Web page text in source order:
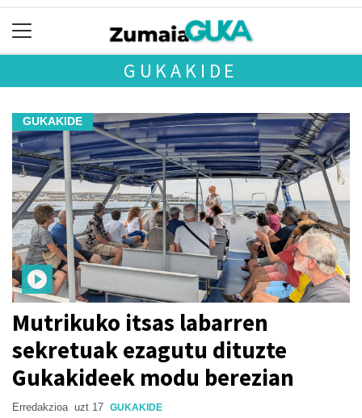
GUKAKIDE
GUKAKIDE
Mutrikuko itsas labarren
sekretuak ezagutu dituzte
Gukakideek modu berezian
Erredakzioa uzt 17 GUKAKIDE